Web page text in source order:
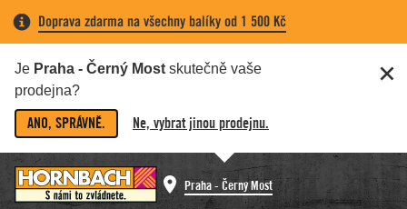
Doprava zdarma na všechny balíky od 1 500 Kč
Je Praha - Černý Most skutečně vaše
prodejna?
ANO, SPRÁVNĚ. Ne, vybrat jinou prodejnu.
Praha - Černý Most